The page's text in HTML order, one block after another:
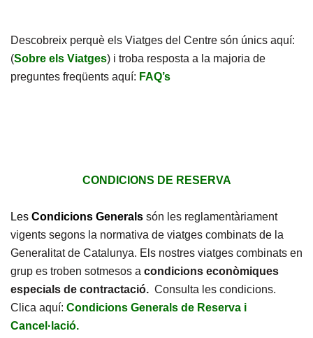
Descobreix perquè els Viatges del Centre són únics aquí:
(Sobre els Viatges) i troba resposta a la majoria de
preguntes freqüents aquí: FAQ’s
CONDICIONS DE RESERVA
Les Condicions Generals són les reglamentàriament
vigents segons la normativa de viatges combinats de la
Generalitat de Catalunya. Els nostres viatges combinats en
grup es troben sotmesos a condicions econòmiques
especials de contractació. Consulta les condicions.
Clica aquí: Condicions Generals de Reserva i
Cancel·lació.